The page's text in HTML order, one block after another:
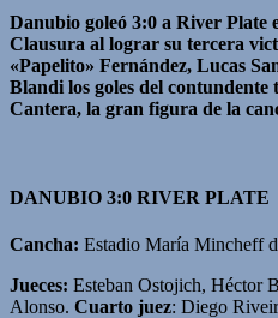
Compartir
Danubio goleó 3:0 a River Plate
Clausura al lograr su tercera
«Papelito» Fernández, Lucas
Blandi los goles del
Cantera, la gran figura de la
DANUBIO 3:0 RIVER PLATE
Cancha: Estadio María Mincheff
Jueces: Esteban Ostojich, Héctor
Alonso. Cuarto juez: Diego